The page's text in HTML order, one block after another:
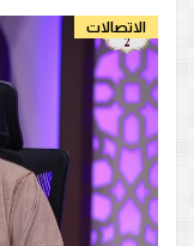
الاتصالات